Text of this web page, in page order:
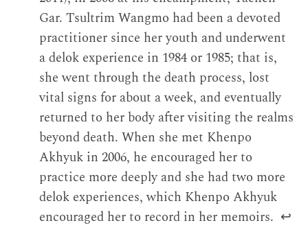
Gar. Tsultrim Wangmo had been a devoted
practitioner since her youth and underwent
a delok experience in 1984 or 1985; that is,
she went through the death process, lost
vital signs for about a week, and eventually
returned to her body after visiting the realms
beyond death. When she met Khenpo
Akhyuk in 2006, he encouraged her to
practice more deeply and she had two more
delok experiences, which Khenpo Akhyuk
encouraged her to record in her memoirs. ↩